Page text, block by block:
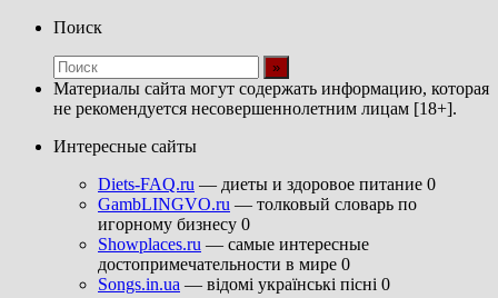
Поиск
Материалы сайта могут содержать информацию, которая
не рекомендуется несовершеннолетним лицам [18+].
Интересные сайты
Diets-FAQ.ru — диеты и здоровое питание 0
GambLINGVO.ru — толковый словарь по
игорному бизнесу 0
Showplaces.ru — самые интересные
достопримечательности в мире 0
Songs.in.ua — відомі українські пісні 0